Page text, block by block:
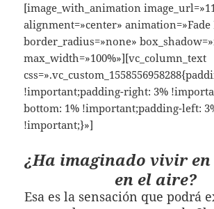
[image_with_animation
alignment=»center» animation=»Fade
border_radius=»none»
max_width=»100%»][vc_column_text
!important;padding-right: 3%
bottom: 1% !important;padding-left:
!important;}»]
¿Ha imaginado vivir en
en el aire?
Esa es la sensación que podrá